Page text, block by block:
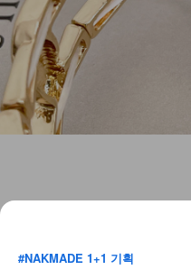
#NAKMADE 1+1 기획